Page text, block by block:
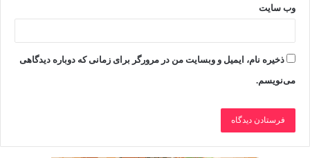
وب‌ سایت
ذخیره نام، ایمیل و وبسایت من در مرورگر برای زمانی که دوباره دیدگاهی
می‌نویسم.